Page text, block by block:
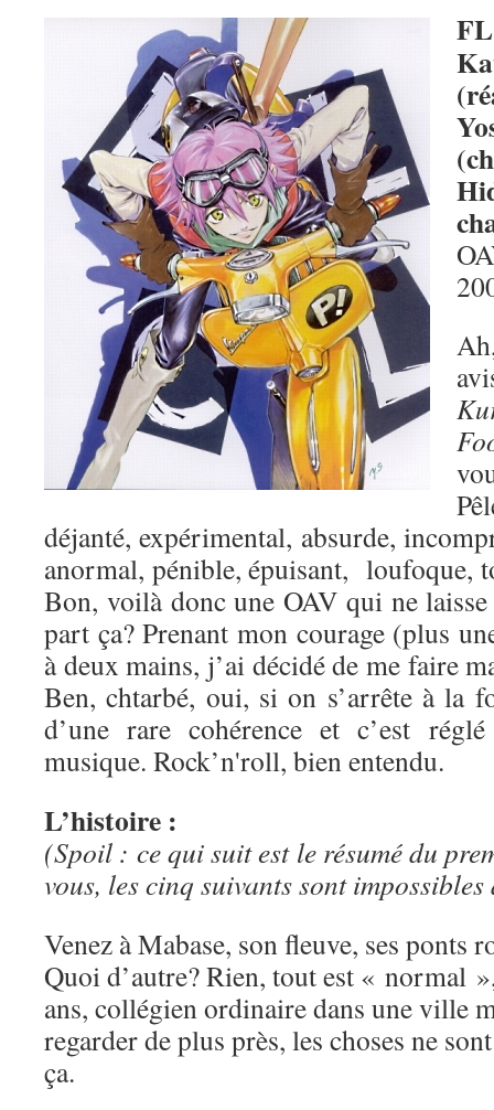
déjanté, expérimental, absurde,
anormal, pénible, épuisant,
Bon, voilà donc une OAV qui ne
part ça? Prenant mon courage (plus
à deux mains, j’ai décidé de me faire
Ben, chtarbé, oui, si on s’arrête à la
d’une rare cohérence et c’est
musique. Rock’n'roll, bien entendu.
L’histoire :
(Spoil : ce qui suit est le résumé du
vous, les cinq suivants sont impossibles
Venez à Mabase, son fleuve, ses ponts
Quoi d’autre? Rien, tout est « normal
ans, collégien ordinaire dans une ville
regarder de plus près, les choses ne
ça.